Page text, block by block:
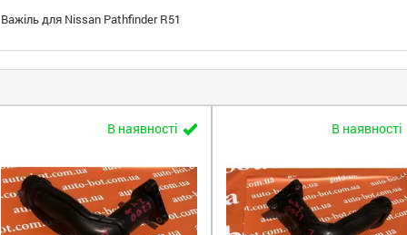
Важіль для Nissan Pathfinder R51
В наявності В наявності